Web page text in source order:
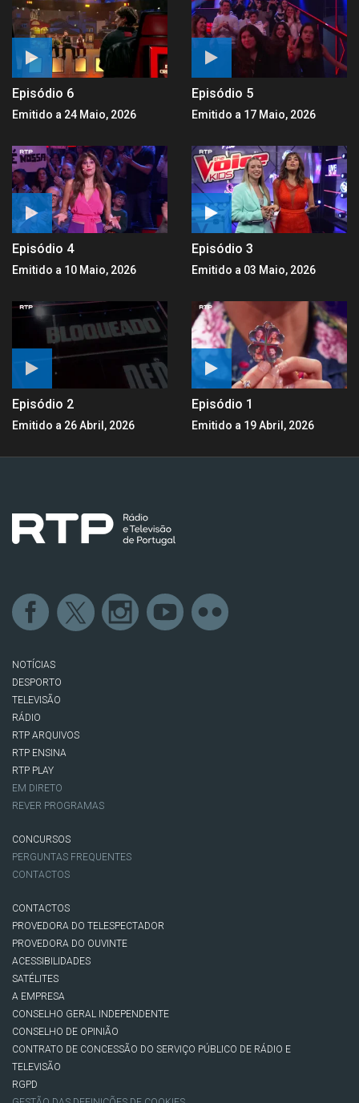
Episódio 6
Emitido a 24 Maio, 2026
Episódio 5
Emitido a 17 Maio, 2026
Episódio 4
Emitido a 10 Maio, 2026
Episódio 3
Emitido a 03 Maio, 2026
Episódio 2
Emitido a 26 Abril, 2026
Episódio 1
Emitido a 19 Abril, 2026
NOTÍCIAS
DESPORTO
TELEVISÃO
RÁDIO
RTP ARQUIVOS
RTP ENSINA
RTP PLAY
EM DIRETO
REVER PROGRAMAS
CONCURSOS
PERGUNTAS FREQUENTES
CONTACTOS
CONTACTOS
PROVEDORA DO TELESPECTADOR
PROVEDORA DO OUVINTE
ACESSIBILIDADES
SATÉLITES
A EMPRESA
CONSELHO GERAL INDEPENDENTE
CONSELHO DE OPINIÃO
CONTRATO DE CONCESSÃO DO SERVIÇO PÚBLICO DE RÁDIO E
TELEVISÃO
RGPD